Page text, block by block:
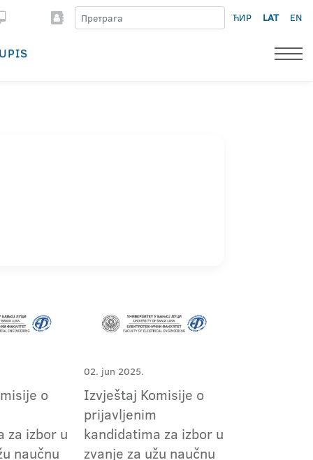
ЋИР LAT EN
UPIS
o
za izbor u
naučnu
02. jun 2025.
Izvještaj Komisije o
prijavljenim
kandidatima za izbor u
zvanje za užu naučnu